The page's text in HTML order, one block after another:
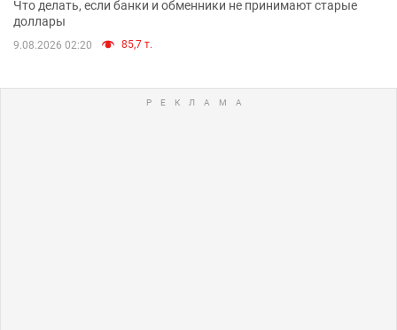
Что делать, если банки и обменники не принимают старые
доллары
9.08.2026 02:20 85,7 т.